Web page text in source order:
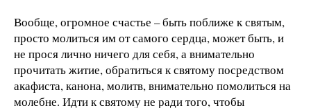
Вообще, огромное счастье – быть поближе к святым,
просто молиться им от самого сердца, может быть, и
не прося лично ничего для себя, а внимательно
прочитать житие, обратиться к святому посредством
акафиста, канона, молитв, внимательно помолиться на
молебне. Идти к святому не ради того, чтобы